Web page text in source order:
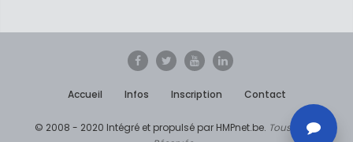
Accueil Infos Inscription Contact
© 2008 - 2020 Intégré et propulsé par HMPnet.be. Tous Droits